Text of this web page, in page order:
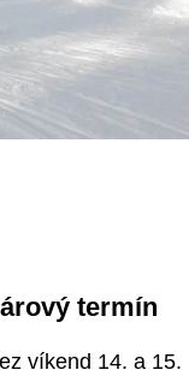
termín
víkend 14. a 15.